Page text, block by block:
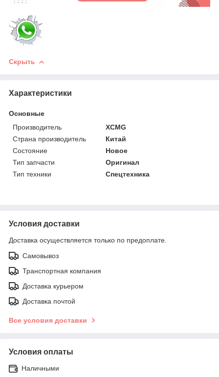
Скрыть
Характеристики
Основные
Производитель
XCMG
Страна производитель
Китай
Состояние
Новое
Тип запчасти
Оригинал
Тип техники
Спецтехника
Условия доставки
Доставка осуществляется только по предоплате.
Самовывоз
Транспортная компания
Доставка курьером
Доставка почтой
Все условия доставки
Условия оплаты
Наличными